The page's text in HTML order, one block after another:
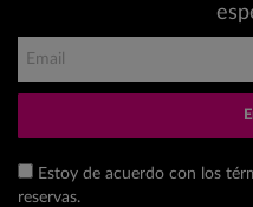
Estoy de acuerdo con los
reservas.